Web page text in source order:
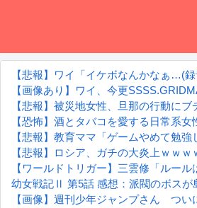
【悲報】ワイ「イケボなんかなぁ…(
【画像あり】ワイ、今更
【悲報】被災地女性、旦那の行動に
【恐怖】酒とタバコを愛する日常系
【悲報】教育ママ「ゲームやめて勉
【悲報】ロシア、ガチの大炎上ｗｗ
【ワールドトリガー】三雲修「ルー
幼女戦記Ⅱ 第5話 感想：派閥のボスが
【画像】週刊少年ジャンプさん つい